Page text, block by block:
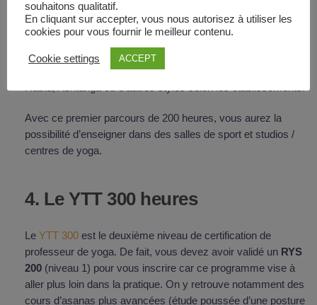
Le YTT 200 est le premier niveau de certification de
professeur de yoga, avec lequel on obtient un
programme vise à apprendre les bases du yoga : histoire,
philosophie, anatomie, méditation et bien sûr des cours de
Avec ce premier parcours de 200 heures, vous aurez la
possibilité d’enseigner dans des salles de sport et studios /
centres de yoga.
4. Le YTT 300 heures
Le YTT 300 est le deuxième niveau de certification de
professeur de yoga. De fait, vous devez avoir validé un RYS
200 (niveau 1) pour vous inscrire car ce programme vise à
aller plus loin dans la pratique. On y retrouve notamment des
cours d’asanas plus avancées (étude poussée d’une posture
souhaitons qualitatif.
En cliquant sur accepter, vous nous autorisez à utiliser les
cookies pour vous fournir le meilleur contenu.
Cookie settings ACCEPT